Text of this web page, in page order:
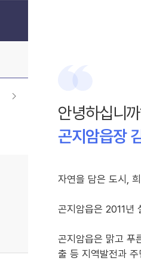
안녕하십니
곤지암읍장
자연을 담은 도시,
곤지암읍은 2011년
곤지암읍은 맑고 푸
출 등 지역발전과